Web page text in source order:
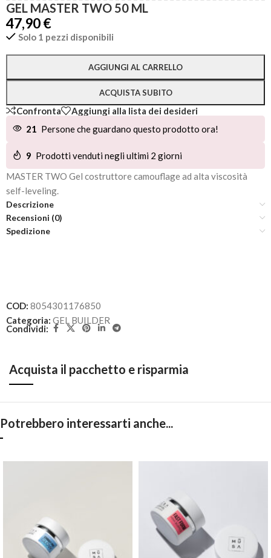
GEL MASTER TWO 50 ML
47,90€
Solo 1 pezzi disponibili
AGGIUNGI AL CARRELLO
ACQUISTA SUBITO
Confronta
Aggiungi alla lista dei desideri
21 Persone che guardano questo prodotto ora!
9 Prodotti venduti negli ultimi 2 giorni
MASTER TWO Gel costruttore camouflage ad alta viscosità
self-leveling.
Descrizione
Recensioni (0)
Spedizione
COD: 8054301176850
Categoria: GEL BUILDER
Condividi:
Acquista il pacchetto e risparmia
Potrebbero interessarti anche...